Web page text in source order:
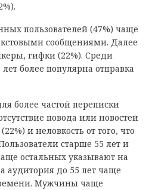
пользователей (47%) чаще
сообщениями. Далее
гифки (22%). Среди
более популярна отправка
более частой переписки
повода или новостей
и неловкость от того, что
старше 55 лет и
остальных указывают на
аудитория до 55 лет чаще
Мужчины чаще